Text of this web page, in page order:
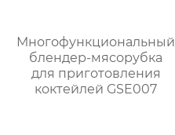
Многофункциональный
блендер-мясорубка
для приготовления
коктейлей GSE007